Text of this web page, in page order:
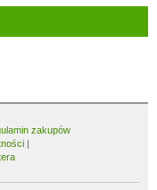
zakupów
|